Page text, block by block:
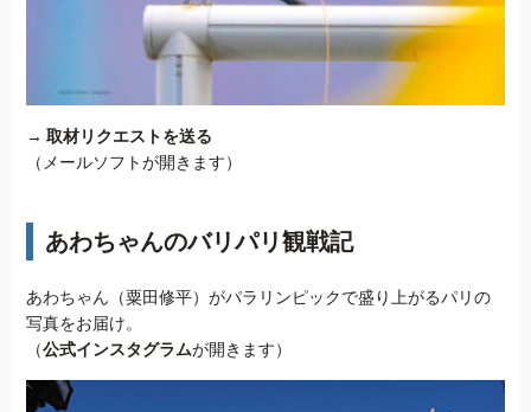
→ 取材リクエストを送る
（メールソフトが開きます）
あわちゃんのバリパリ観戦記
あわちゃん（粟田修平）がパラリンピックで盛り上がるパリの
写真をお届け。
（公式インスタグラムが開きます）